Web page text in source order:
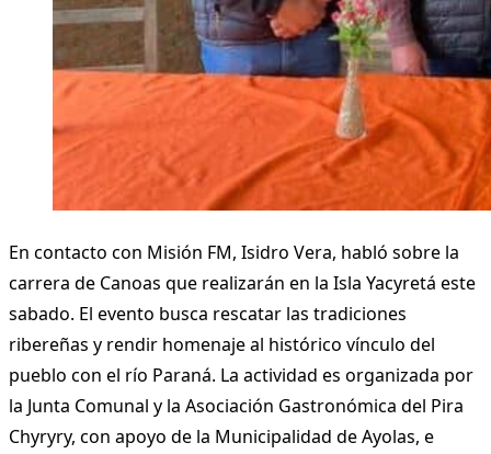
En contacto con Misión FM, Isidro Vera, habló sobre la
carrera de Canoas que realizarán en la Isla Yacyretá este
sabado. El evento busca rescatar las tradiciones
ribereñas y rendir homenaje al histórico vínculo del
pueblo con el río Paraná. La actividad es organizada por
la Junta Comunal y la Asociación Gastronómica del Pira
Chyryry, con apoyo de la Municipalidad de Ayolas, e